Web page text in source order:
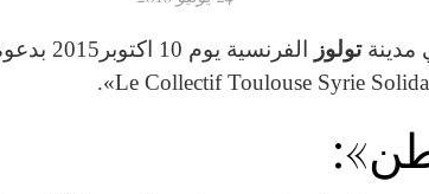
مدينةتولوز
Le Collectif Toulouse Syrie
».